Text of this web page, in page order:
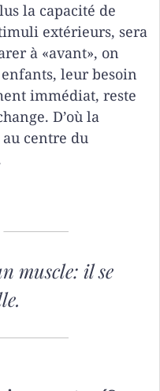
la capacité de
extérieurs, sera
à «avant», on
leur besoin
immédiat, reste
D’où la
centre du
muscle: il se